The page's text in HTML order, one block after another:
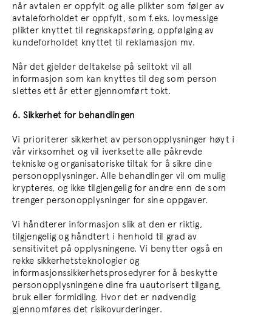
når avtalen er oppfylt og alle plikter som følger av
avtaleforholdet er oppfylt, som f.eks. lovmessige
plikter knyttet til regnskapsføring, oppfølging av
kundeforholdet knyttet til reklamasjon mv.
Når det gjelder deltakelse på seiltokt vil all
informasjon som kan knyttes til deg som person
slettes ett år etter gjennomført tokt.
6. Sikkerhet for behandlingen
Vi prioriterer sikkerhet av personopplysninger høyt i
vår virksomhet og vil iverksette alle påkrevde
tekniske og organisatoriske tiltak for å sikre dine
personopplysninger. Alle behandlinger vil om mulig
krypteres, og ikke tilgjengelig for andre enn de som
trenger personopplysninger for sine oppgaver.
Vi håndterer informasjon slik at den er riktig,
tilgjengelig og håndtert i henhold til grad av
sensitivitet på opplysningene. Vi benytter også en
rekke sikkerhetsteknologier og
informasjonssikkerhetsprosedyrer for å beskytte
personopplysningene dine fra uautorisert tilgang,
bruk eller formidling. Hvor det er nødvendig
gjennomføres det risikovurderinger.